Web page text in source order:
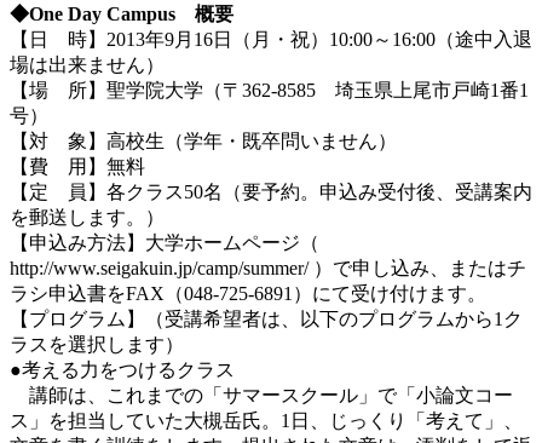
◆One Day Campus 概要
【日 時】2013年9月16日（月・祝）10:00～16:00（途中入退
場は出来ません）
【場 所】聖学院大学（〒362-8585 埼玉県上尾市戸崎1番1
号）
【対 象】高校生（学年・既卒問いません）
【費 用】無料
【定 員】各クラス50名（要予約。申込み受付後、受講案内
を郵送します。）
【申込み方法】大学ホームページ（
http://www.seigakuin.jp/camp/summer/ ）で申し込み、またはチ
ラシ申込書をFAX（048-725-6891）にて受け付けます。
【プログラム】（受講希望者は、以下のプログラムから1ク
ラスを選択します）
●考える力をつけるクラス
講師は、これまでの「サマースクール」で「小論文コー
ス」を担当していた大槻岳氏。1日、じっくり「考えて」、